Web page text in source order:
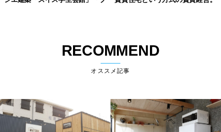
RECOMMEND
オススメ記事